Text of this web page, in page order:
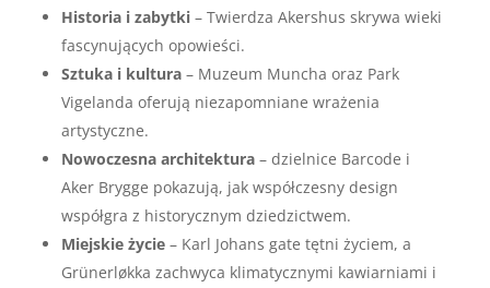
Historia i zabytki – Twierdza Akershus skrywa wieki
fascynujących opowieści.
Sztuka i kultura – Muzeum Muncha oraz Park
Vigelanda oferują niezapomniane wrażenia
artystyczne.
Nowoczesna architektura – dzielnice Barcode i
Aker Brygge pokazują, jak współczesny design
współgra z historycznym dziedzictwem.
Miejskie życie – Karl Johans gate tętni życiem, a
Grünerløkka zachwyca klimatycznymi kawiarniami i